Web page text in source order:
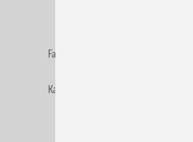
Fachbeiträge
Karriere bei Gentner